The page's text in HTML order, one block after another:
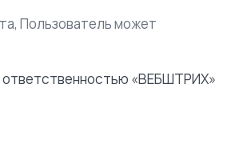
Пользователь может
«ВЕБШТРИХ»